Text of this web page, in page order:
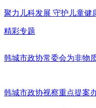
聚力儿科发展 守护儿童健
精彩专题
韩城市政协常委会为非物
韩城市政协视察重点提案